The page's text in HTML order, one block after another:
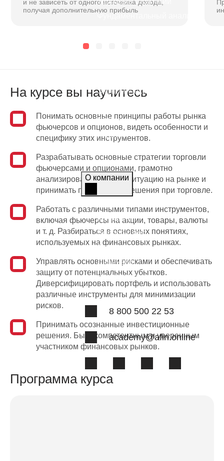
Фундаментальный анализ
Экономический календарь
Статьи
Журнал
О компании
Контакты
Вопрос-ответ
Отзывы
Лицензии
Наша команда
8 800 500 22 53
academy@afin.online
и не зависеть от одного источника дохода,
получая дополнительную прибыль
На курсе вы научитесь
Понимать основные принципы работы рынка
фьючерсов и опционов, видеть особенности и
специфику этих инструментов.
Разрабатывать основные стратегии торговли
фьючерсами и опционами, грамотно
анализировать текущую ситуацию на рынке и
принимать правильные решения при торговле.
Работать с различными типами инструментов,
включая фьючерсы на акции, товары, валюты
и т. д. Разбираться в основных понятиях,
используемых на финансовых рынках.
Управлять основными рисками и обеспечивать
защиту от потенциальных убытков.
Диверсифицировать портфель и использовать
различные инструменты для минимизации
рисков.
Принимать осознанные инвестиционные
решения. Быть компетентным и уверенным
участником финансовых рынков.
Программа курса